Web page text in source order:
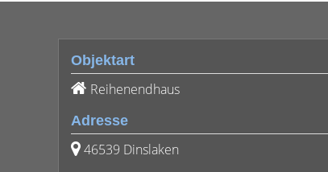
Objektart
Reihenendhaus
Adresse
46539 Dinslaken